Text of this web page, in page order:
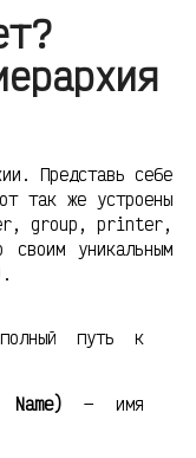
Представь себе
так же устроены
group, printer,
уникальным
путь к
— имя